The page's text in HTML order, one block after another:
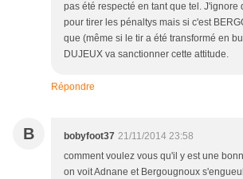
pas été respecté en tant que tel. J'ignore
pour tirer les pénaltys mais si c'est
que (même si le tir a été transformé en
DUJEUX va sanctionner cette attitude.
Répondre
B bobyfoot37 21/11/2014 23:58
comment voulez vous qu'il y est une
on voit Adnane et Bergougnoux